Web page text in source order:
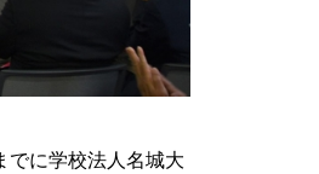
でに学校法人名城大